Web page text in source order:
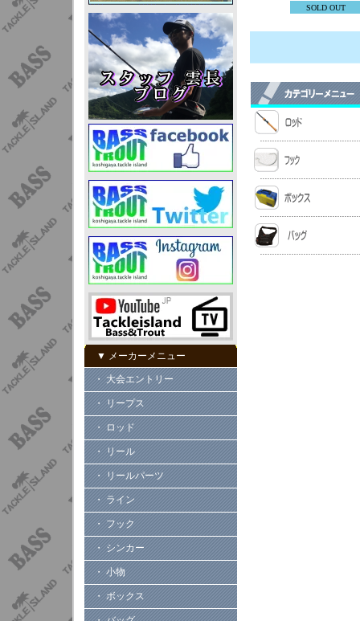
▼ メーカーメニュー
・ 大会エントリー
・ リープス
・ ロッド
・ リール
・ リールパーツ
・ ライン
・ フック
・ シンカー
・ 小物
・ ボックス
SOLD OUT